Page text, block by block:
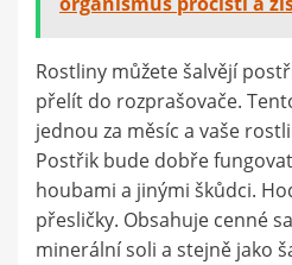
Rostliny můžete šalvějí
přelít do rozprašovače.
jednou za měsíc a vaše
Postřik bude dobře
houbami a jinými škůdci.
přesličky. Obsahuje cenné
minerální soli a stejně jako